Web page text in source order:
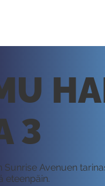
3
Sunrise Avenuen
eteenpäin.